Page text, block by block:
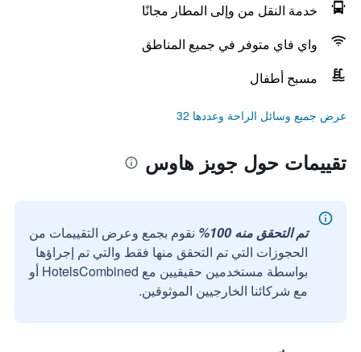
خدمة النقل من وإلى المطار مجانًا
واي فاي متوفر في جميع المناطق
مسبح أطفال
عرض جميع وسائل الراحة وعددها 32
تقييمات حول جويز هاوس
تم التحقق منه 100%
نقوم بجمع وعرض التقييمات من
الحجوزات التي تم التحقق منها فقط والتي تم إجراؤها
بواسطة مستخدمين حقيقيين مع HotelsCombined أو
مع شركائنا الخارجيين الموثوقين.